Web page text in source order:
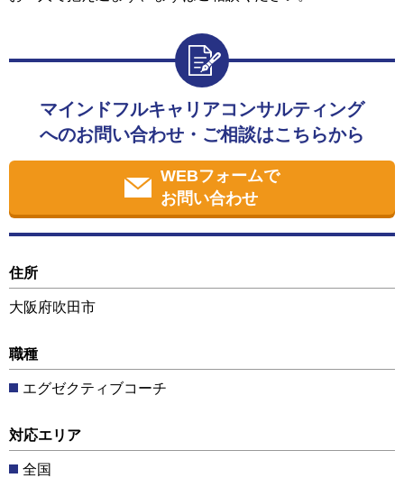
マインドフルキャリアコンサルティング
へのお問い合わせ・ご相談はこちらから
WEBフォームで
お問い合わせ
住所
大阪府吹田市
職種
エグゼクティブコーチ
対応エリア
全国